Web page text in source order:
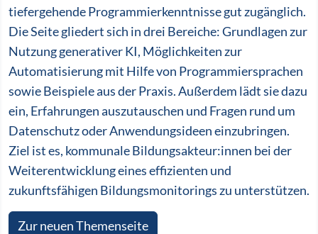
tiefergehende Programmierkenntnisse gut zugänglich.
Die Seite gliedert sich in drei Bereiche: Grundlagen zur
Nutzung generativer KI, Möglichkeiten zur
Automatisierung mit Hilfe von Programmiersprachen
sowie Beispiele aus der Praxis. Außerdem lädt sie dazu
ein, Erfahrungen auszutauschen und Fragen rund um
Datenschutz oder Anwendungsideen einzubringen.
Ziel ist es, kommunale Bildungsakteur:innen bei der
Weiterentwicklung eines effizienten und
zukunftsfähigen Bildungsmonitorings zu unterstützen.
Zur neuen Themenseite